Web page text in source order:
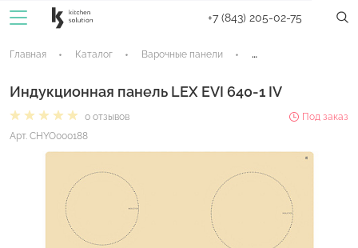
+7 (843) 205-02-75
Главная Каталог Варочные панели Индукционные панели
Индукционная панель LEX EVI 640-1 IV
0 отзывов
Под заказ
Арт. CHYO000188